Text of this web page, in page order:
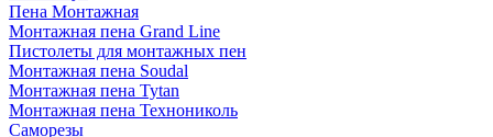
Пена Монтажнaя
Монтажная пена Grand Linе
Пистолеты для монтажных пен
Монтажная пена Soudal
Монтажная пена Tytan
Монтажная пена Технониколь
Саморезы